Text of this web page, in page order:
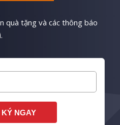
quà tặng và các thông báo